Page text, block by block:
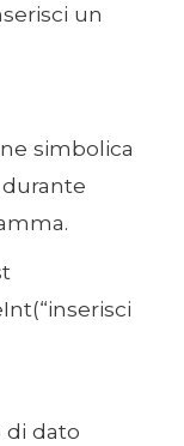
un
simbolica
di dato